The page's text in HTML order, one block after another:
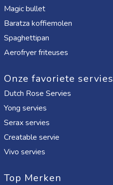
Magic bullet
Baratza koffiemolen
Spaghettipan
Aerofryer friteuses
Onze favoriete servies
Dutch Rose Servies
Yong servies
Serax servies
Creatable servie
Vivo servies
Top Merken